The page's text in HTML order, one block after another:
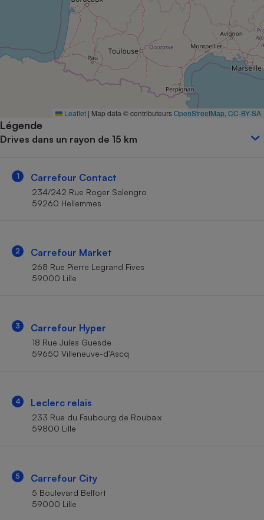
Leaflet | Map data © contributeursOpenStreetMap CC-BY-SA
Légende
Drives dans un rayon de 15 km
1 Carrefour Contact
234/242 Rue Roger Salengro
59260 Hellemmes
2 Carrefour Market
268 Rue Pierre Legrand Fives
59000 Lille
3 Carrefour Hyper
18 Rue Jules Guesde
59650 Villeneuve-d’Ascq
4 Leclerc relais
233 Rue du Faubourg de Roubaix
59800 Lille
5 Carrefour City
5 Boulevard Belfort
59000 Lille
Complément
alimentaire
Assurance emprunteur
Banque
Petit électroménager -
Matelas
Mutuelle